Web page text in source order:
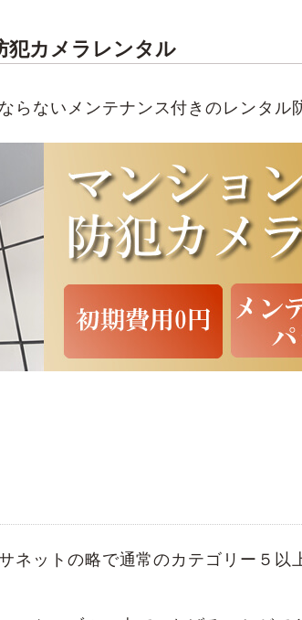
犯カメラレンタル
らないメンテナンス付きのレンタル
ネットの略で通常のカテゴリー５